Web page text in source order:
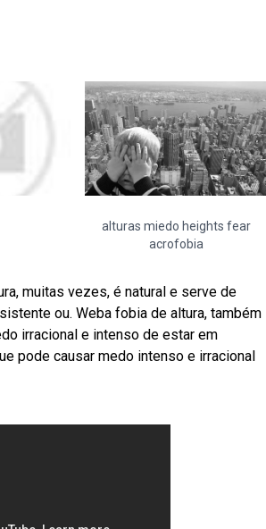
alturas miedo heights fear
acrofobia
muitas vezes, é natural e serve de
ou. Weba fobia de altura, também
irracional e intenso de estar em
pode causar medo intenso e irracional